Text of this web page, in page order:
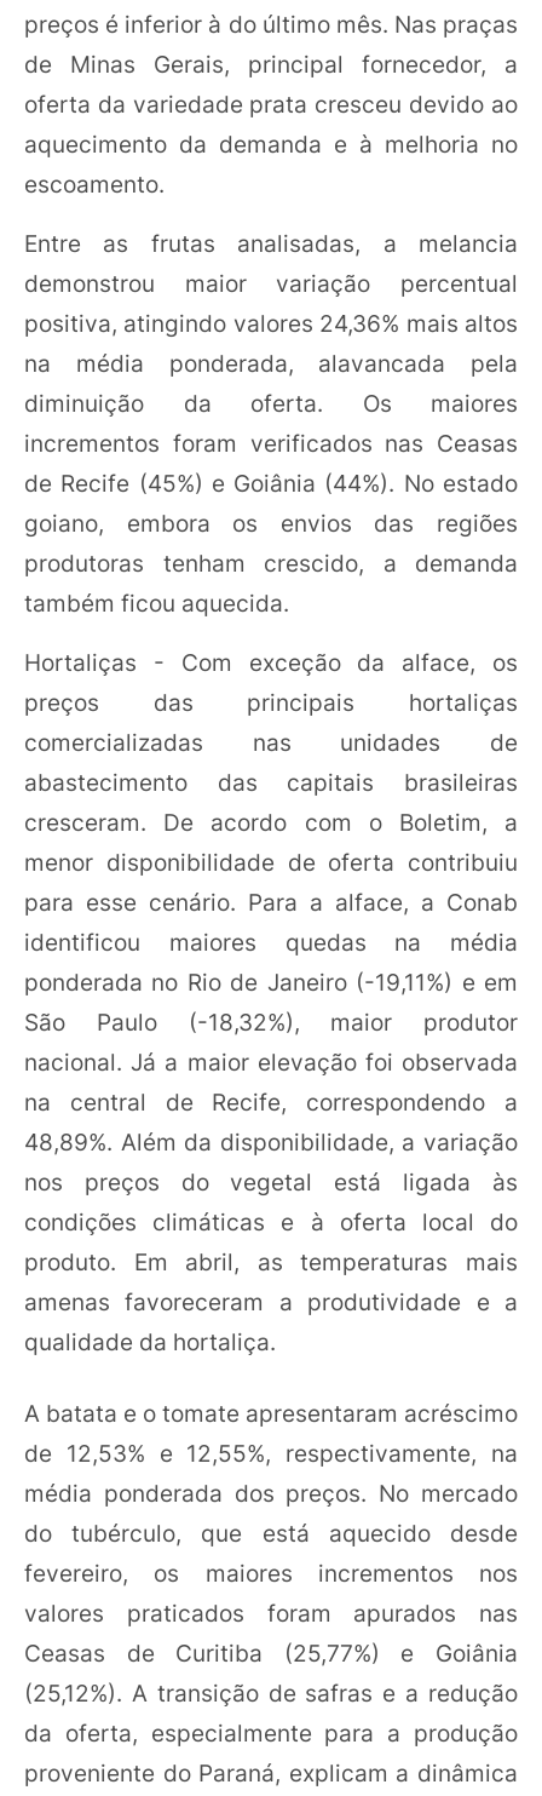
preços é inferior à do último mês. Nas praças
de Minas Gerais, principal fornecedor, a
oferta da variedade prata cresceu devido ao
aquecimento da demanda e à melhoria no
escoamento.
Entre as frutas analisadas, a melancia
demonstrou maior variação percentual
positiva, atingindo valores 24,36% mais altos
na média ponderada, alavancada pela
diminuição da oferta. Os maiores
incrementos foram verificados nas Ceasas
de Recife (45%) e Goiânia (44%). No estado
goiano, embora os envios das regiões
produtoras tenham crescido, a demanda
também ficou aquecida.
Hortaliças - Com exceção da alface, os
preços das principais hortaliças
comercializadas nas unidades de
abastecimento das capitais brasileiras
cresceram. De acordo com o Boletim, a
menor disponibilidade de oferta contribuiu
para esse cenário. Para a alface, a Conab
identificou maiores quedas na média
ponderada no Rio de Janeiro (-19,11%) e em
São Paulo (-18,32%), maior produtor
nacional. Já a maior elevação foi observada
na central de Recife, correspondendo a
48,89%. Além da disponibilidade, a variação
nos preços do vegetal está ligada às
condições climáticas e à oferta local do
produto. Em abril, as temperaturas mais
amenas favoreceram a produtividade e a
qualidade da hortaliça.
A batata e o tomate apresentaram acréscimo
de 12,53% e 12,55%, respectivamente, na
média ponderada dos preços. No mercado
do tubérculo, que está aquecido desde
fevereiro, os maiores incrementos nos
valores praticados foram apurados nas
Ceasas de Curitiba (25,77%) e Goiânia
(25,12%). A transição de safras e a redução
da oferta, especialmente para a produção
proveniente do Paraná, explicam a dinâmica